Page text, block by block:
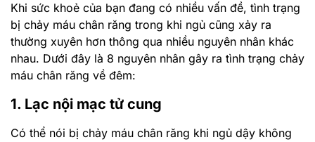
Khi sức khoẻ của bạn đang có nhiều vấn đề, tình trạng
bị chảy máu chân răng trong khi ngủ cũng xảy ra
thường xuyên hơn thông qua nhiều nguyên nhân khác
nhau. Dưới đây là 8 nguyên nhân gây ra tình trạng chảy
máu chân răng về đêm:
1. Lạc nội mạc tử cung
Có thể nói bị chảy máu chân răng khi ngủ dậy không